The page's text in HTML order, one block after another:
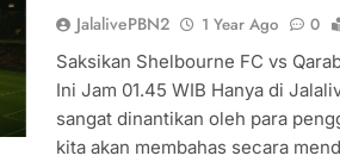
JalalivePBN2 1 Year Ago 0
Saksikan Shelbourne FC vs
Ini Jam 01.45 WIB Hanya di
sangat dinantikan oleh para
kita akan membahas secara